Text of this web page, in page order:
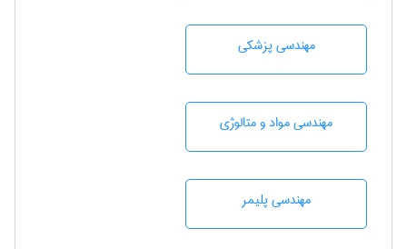
مهندسی پزشکی
مهندسی مواد و متالوژی
مهندسی پليمر